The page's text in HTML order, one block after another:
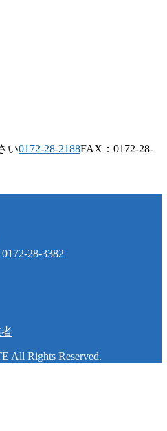
い0172-28-2188FAX：0172-28-
28-3382
All Rights Reserved.